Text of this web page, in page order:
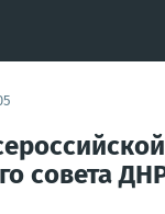
совета